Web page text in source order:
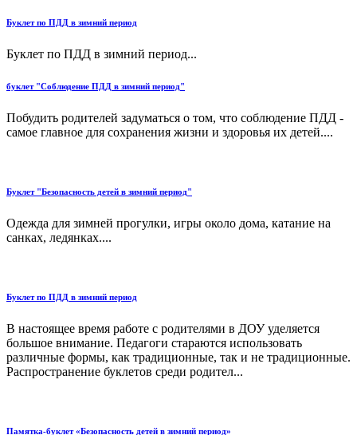
Буклет по ПДД в зимний период
Буклет по ПДД в зимний период...
буклет "Соблюдение ПДД в зимний период"
Побудить родителей задуматься о том, что соблюдение ПДД -
самое главное для сохранения жизни и здоровья их детей....
Буклет "Безопасность детей в зимний период"
Одежда для зимней прогулки, игры около дома, катание на
санках, ледянках....
Буклет по ПДД в зимний период
В настоящее время работе с родителями в ДОУ уделяется
большое внимание. Педагоги стараются использовать
различные формы, как традиционные, так и не традиционные.
Распространение буклетов среди родител...
Памятка-буклет «Безопасность детей в зимний период»